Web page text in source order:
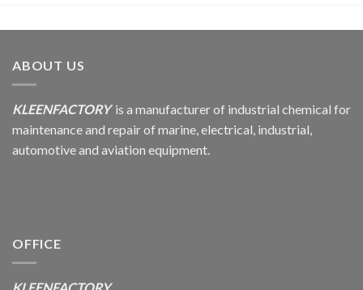
ABOUT US
KLEENFACTORY is a manufacturer of industrial chemical for
maintenance and repair of marine, electrical, industrial,
automotive and aviation equipment.
OFFICE